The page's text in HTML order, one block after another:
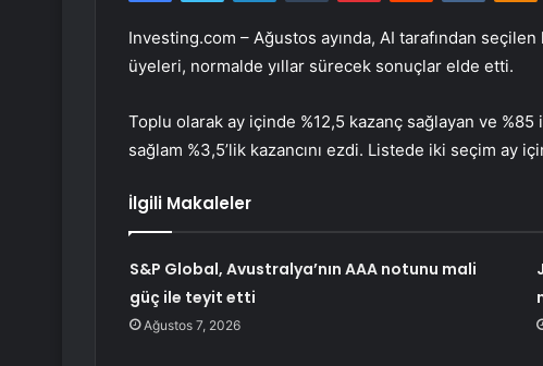
Investing.com – Ağustos ayında, AI tarafından
üyeleri, normalde yıllar sürecek sonuçlar elde etti.
Toplu olarak ay içinde %12,5 kazanç sağlayan ve
sağlam %3,5’lik kazancını ezdi. Listede iki seçim ay
İlgili Makaleler
S&P Global, Avustralya’nın AAA notunu mali
güç ile teyit etti
Ağustos 7, 2026